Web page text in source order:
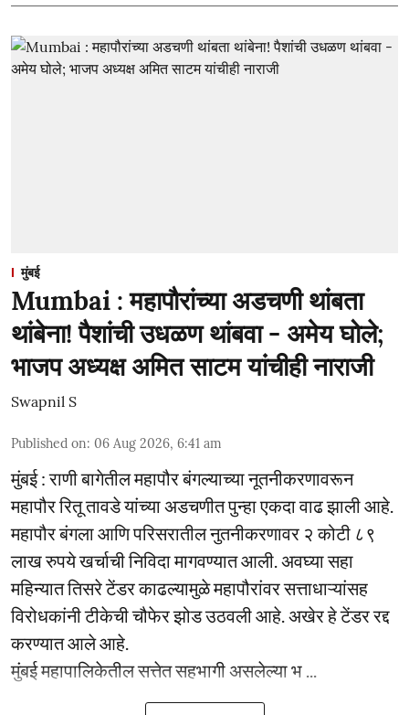
मुंबई
Mumbai : महापौरांच्या अडचणी थांबता
थांबेना! पैशांची उधळण थांबवा - अमेय घोले;
भाजप अध्यक्ष अमित साटम यांचीही नाराजी
Swapnil S
Published on: 06 Aug 2026, 6:41 am
मुंबई : राणी बागेतील महापौर बंगल्याच्या नूतनीकरणावरून
महापौर रितू तावडे यांच्या अडचणीत पुन्हा एकदा वाढ झाली आहे.
महापौर बंगला आणि परिसरातील नुतनीकरणावर २ कोटी ८९
लाख रुपये खर्चाची निविदा मागवण्यात आली. अवघ्या सहा
महिन्यात तिसरे टेंडर काढल्यामुळे महापौरांवर सत्ताधाऱ्यांसह
विरोधकांनी टीकेची चौफेर झोड उठवली आहे. अखेर हे टेंडर रद्द
करण्यात आले आहे.
मुंबई महापालिकेतील सत्तेत सहभागी असलेल्या भ ...